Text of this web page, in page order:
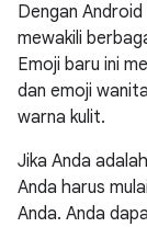
Dengan Android
mewakili
Emoji baru ini
dan emoji
warna kulit.
Jika Anda
Anda harus
Anda. Anda